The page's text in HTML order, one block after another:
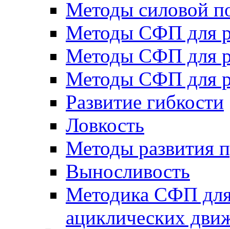
Методы силовой
Методы СФП для
Методы СФП для
Методы СФП для
Развитие гибкости
Ловкость
Методы развития
Выносливость
Методика СФП для
ациклических